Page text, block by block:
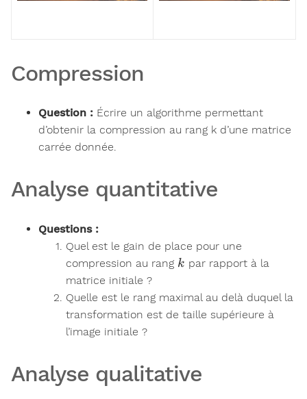
Compression
Question : Écrire un algorithme permettant
d’obtenir la compression au rang k d’une matrice
carrée donnée.
Analyse quantitative
Questions :
Quel est le gain de place pour une
compression au rang k
k par rapport à la
matrice initiale ?
Quelle est le rang maximal au delà duquel la
transformation est de taille supérieure à
l’image initiale ?
Analyse qualitative